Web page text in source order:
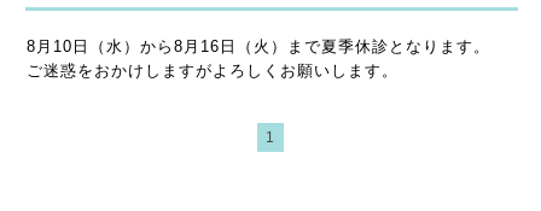
8月10日（水）から8月16日（火）まで夏季休診となります。
ご迷惑をおかけしますがよろしくお願いします。
1